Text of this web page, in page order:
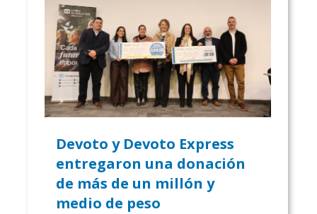
Devoto y Devoto Express
entregaron una donación
de más de un millón y
medio de peso